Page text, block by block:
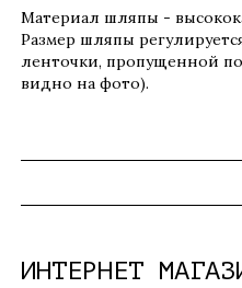
Материал шляпы -
Размер шляпы
ленточки, пропущенной
видно на фото).
ИНТЕРНЕТ